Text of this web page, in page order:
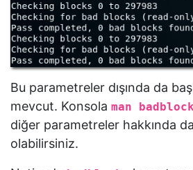
Bu parametreler dışında da
mevcut. Konsola man
diğer parametreler hakkında
olabilirsiniz.